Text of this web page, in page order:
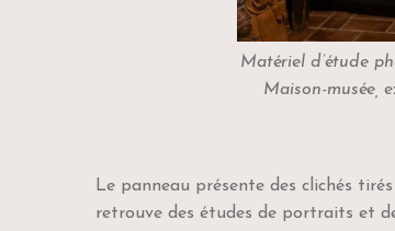
Matériel d’étude
Maison-musée,
Le panneau présente des clichés
retrouve des études de portraits et